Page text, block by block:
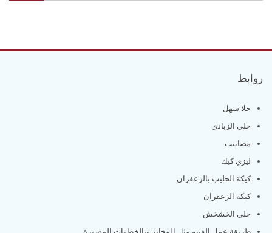
روابط
حلا سهل
حلى الزبادي
مصابيب
ليزي كيك
كيكة الحليب بالزعفران
كيكة الزعفران
حلى الخشخش